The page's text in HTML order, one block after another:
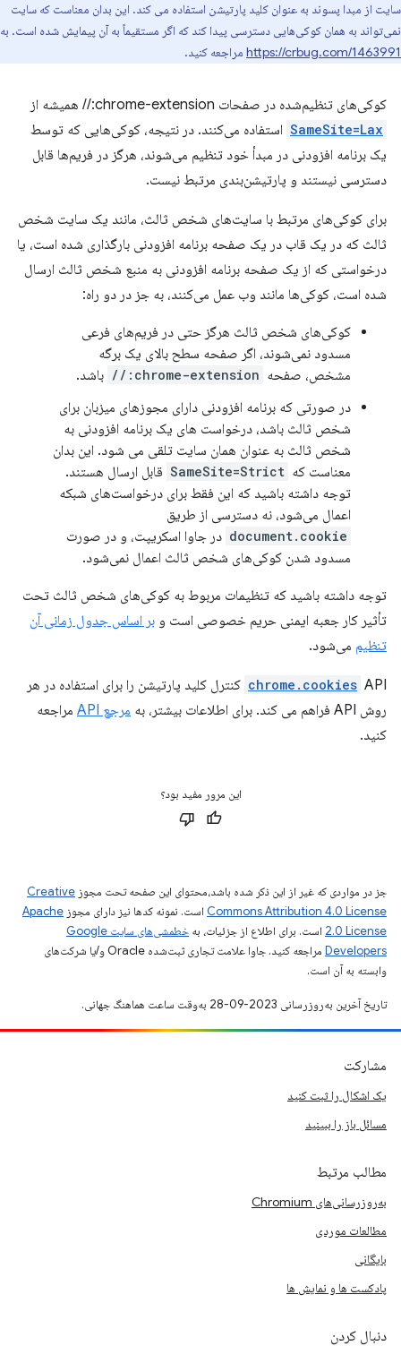
سایت از مبدا پسوند به عنوان کلید پارتیشن استفاده می کند. این بدان معناست که سایت
نمی‌تواند به همان کوکی‌هایی دسترسی پیدا کند که اگر مستقیماً به آن پیمایش شده است. به
https://crbug.com/1463991 مراجعه کنید.
کوکی‌های تنظیم‌شده در صفحات chrome-extension:// همیشه از
SameSite=Lax استفاده می‌کنند. در نتیجه، کوکی‌هایی که توسط
یک برنامه افزودنی در مبدأ خود تنظیم می‌شوند، هرگز در فریم‌ها قابل
دسترسی نیستند و پارتیشن‌بندی مرتبط نیست.
برای کوکی‌های مرتبط با سایت‌های شخص ثالث، مانند یک سایت شخص
ثالث که در یک قاب در یک صفحه برنامه افزودنی بارگذاری شده است، یا
درخواستی که از یک صفحه برنامه افزودنی به منبع شخص ثالث ارسال
شده است، کوکی‌ها مانند وب عمل می‌کنند، به جز در دو راه:
کوکی‌های شخص ثالث هرگز حتی در فریم‌های فرعی
مسدود نمی‌شوند، اگر صفحه سطح بالای یک برگه
مشخص، صفحه chrome-extension://
باشد.
در صورتی که برنامه افزودنی دارای مجوزهای میزبان برای
شخص ثالث باشد، درخواست های یک برنامه افزودنی به
شخص ثالث به عنوان همان سایت تلقی می شود. این بدان
معناست که SameSite=Strict قابل ارسال هستند.
توجه داشته باشید که این فقط برای درخواست‌های شبکه
اعمال می‌شود، نه دسترسی از طریق
document.cookie در جاوا اسکریپت، و در صورت
مسدود شدن کوکی‌های شخص ثالث اعمال نمی‌شود.
توجه داشته باشید که تنظیمات مربوط به کوکی‌های شخص ثالث تحت
تأثیر کار جعبه ایمنی حریم خصوصی است و بر اساس جدول زمانی آن
تنظیم می‌شود.
chrome.cookies API کنترل کلید پارتیشن را برای استفاده در هر
روش API فراهم می کند. برای اطلاعات بیشتر، به
مرجع API
مراجعه
کنید.
این مرور مفید بود؟
جز در مواردی که غیر از این ذکر شده باشد،‌محتوای این صفحه تحت مجوز Creative
Commons Attribution 4.0 License است. نمونه کدها نیز دارای مجوز Apache
2.0 License است. برای اطلاع از جزئیات، به
خطمشی‌های سایت Google
Developers‏
مراجعه کنید. جاوا علامت تجاری ثبت‌شده Oracle و/یا شرکت‌های
وابسته به آن است.
تاریخ آخرین به‌روزرسانی 2023-09-28 به‌وقت ساعت هماهنگ جهانی.
مشارکت
یک اشکال را ثبت کنید
مسائل باز را ببینید
مطالب مرتبط
به‌روزرسانی‌های Chromium
مطالعات موردی
بایگانی
پادکست ها و نمایش ها
دنبال کردن